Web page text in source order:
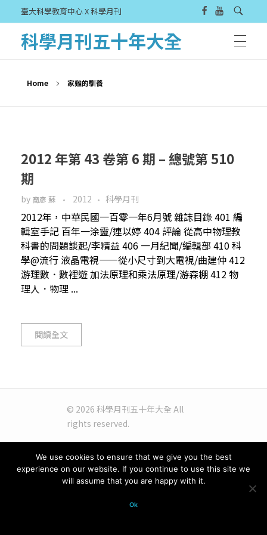
臺大科學教育中心 X 科學月刊
科學月刊五十年大全
Home 家雞的馴養
2012 年第 43 卷第 6 期 – 總號第 510
期
by 裔彥 蘇 2012 科學月刊
2012年，中華民國一百零一年6月號 雜誌目錄 401 編
輯室手記 百年一涂靈/連以婷 404 評論 從高中物理教
科書的問題談起/李精益 406 一月紀聞/編輯部 410 科
學@流行 液晶電視——從小尺寸到大電視/曲建仲 412
游理數．數裡遊 加法原理和乘法原理/游森棚 412 物
理人．物理 ...
閱讀全文
© 2026 科學月刊五十年大全 All
rights reserved.
We use cookies to ensure that we give you the best
experience on our website. If you continue to use this site we
will assume that you are happy with it.
Ok